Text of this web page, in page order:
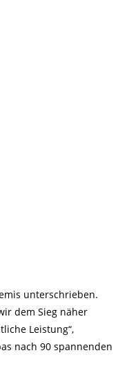
unterschrieben.
dem Sieg näher
Leistung“,
nach 90 spannenden